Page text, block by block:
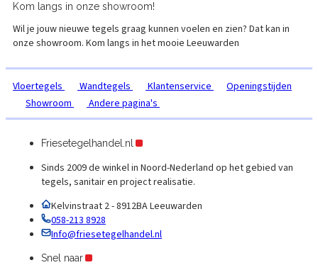
Kom langs in onze showroom!
Wil je jouw nieuwe tegels graag kunnen voelen en zien? Dat kan in
onze showroom. Kom langs in het mooie Leeuwarden
Vloertegels Wandtegels Klantenservice
Openingstijden
Showroom
Andere pagina's
Friesetegelhandel.nl
Sinds 2009 de winkel in Noord-Nederland op het gebied van
tegels, sanitair en project realisatie.
Kelvinstraat 2 - 8912BA Leeuwarden
058-213 8928
Info@friesetegelhandel.nl
Snel naar